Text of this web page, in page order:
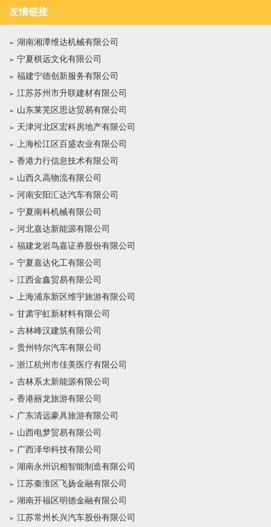
友情链接
湖南湘潭维达机械有限公司
宁夏棋远文化有限公司
福建宁德创新服务有限公司
江苏苏州市升联建材有限公司
山东莱芜区思达贸易有限公司
天津河北区宏科房地产有限公司
上海松江区百盛农业有限公司
香港力行信息技术有限公司
山西久高物流有限公司
河南安阳汇达汽车有限公司
宁夏南科机械有限公司
河北嘉达新能源有限公司
福建龙岩鸟嘉证券股份有限公司
宁夏嘉达化工有限公司
江西金鑫贸易有限公司
上海浦东新区维宇旅游有限公司
甘肃宇虹新材料有限公司
吉林峰汉建筑有限公司
贵州特尔汽车有限公司
浙江杭州市佳美医疗有限公司
吉林系太新能源有限公司
香港丽龙旅游有限公司
广东清远豪具旅游有限公司
山西电梦贸易有限公司
广西泽华科技有限公司
湖南永州识相智能制造有限公司
江苏秦淮区飞扬金融有限公司
湖南开福区明德金融有限公司
江苏常州长兴汽车股份有限公司